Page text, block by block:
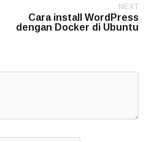
NEXT
Cara install WordPress
dengan Docker di Ubuntu